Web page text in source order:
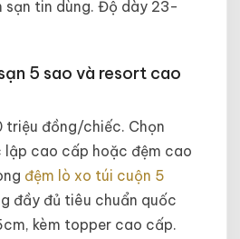
sạn tin dùng. Độ dày 23-
5 sao và resort cao
triệu đồng/chiếc. Chọn
lập cao cấp hoặc đệm cao
đệm lò xo túi cuộn 5
đầy đủ tiêu chuẩn quốc
kèm topper cao cấp.